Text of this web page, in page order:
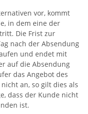
vor, kommt
in dem eine der
Die Frist zur
nach der Absendung
und endet mit
auf die Absendung
das Angebot des
an, so gilt dies als
dass der Kunde nicht
ist.